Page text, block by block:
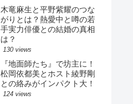
木竜麻生と平野紫耀のつな
がりとは？熱愛中と噂の若
手実力俳優との結婚の真相
は？
130 views
『地面師たち』で坊主に！
松岡依都美とホスト綾野剛
との絡みがインパクト大！
124 views